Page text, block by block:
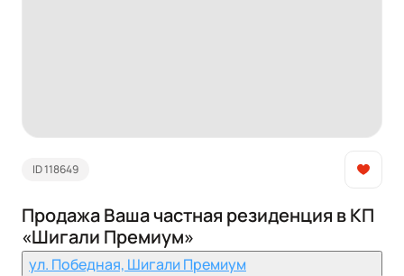
ID 118649
Продажа Ваша частная резиденция в КП
«Шигали Премиум»
ул. Победная, Шигали Премиум